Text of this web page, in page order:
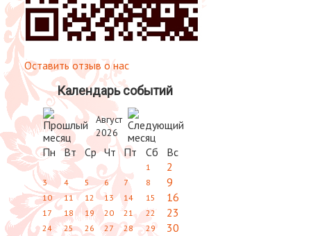
Оставить отзыв о нас
Календарь событий
Август
2026
Пн Вт Ср Чт Пт Сб Вс
1 2
3 4 5 6 7 8 9
10 11 12 13 14 15 16
17 18 19 20 21 22 23
24 25 26 27 28 29 30